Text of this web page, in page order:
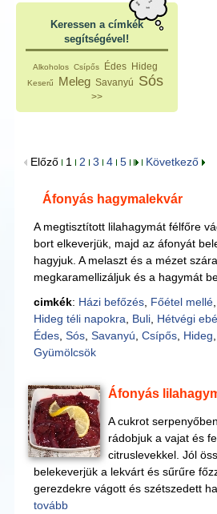
Keressen a címkék
segítségével!
Alkoholos Csípős Édes Hideg
Keserű Meleg Savanyú Sós
>>
Előző 1 2 3 4 5 Következő
Áfonyás hagymalekvár
A megtisztított lilahagymát félfőre
bort elkeverjük, majd az áfonyát
hagyjuk. A melaszt és a mézet
megkaramellizáljuk és a hagymát
cimkék: Házi befőzés, Főétel mellé,
Hideg téli napokra
Buli, Hétvégi
Édes, Sós, Savanyú Csípős, Hideg
Gyümölcsök
Áfonyás
A cukrot
rádobjuk a vajat és
citruslevekkel. Jól
belekeverjük a lekvárt és sűrűre
gerezdekre vágott és szétszedett
tovább